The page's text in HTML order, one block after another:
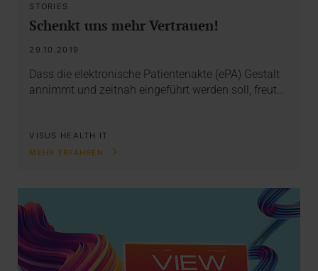
STORIES
Schenkt uns mehr Vertrauen!
29.10.2019
Dass die elektronische Patientenakte (ePA) Gestalt
annimmt und zeitnah eingeführt werden soll, freut…
VISUS HEALTH IT
MEHR ERFAHREN